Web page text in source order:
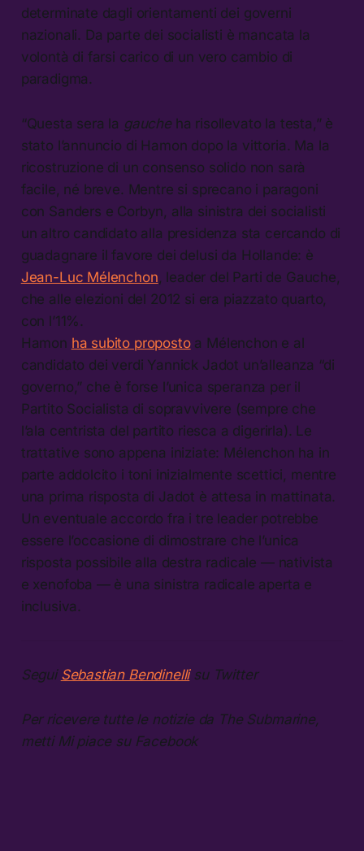
determinate dagli orientamenti dei governi
nazionali. Da parte dei socialisti è mancata la
volontà di farsi carico di un vero cambio di
paradigma.
“Questa sera la gaucheha risollevato la testa,” è
stato l’annuncio di Hamon dopo la vittoria. Ma la
ricostruzione di un consenso solido non sarà
facile, né breve. Mentre si sprecano i paragoni
con Sanders e Corbyn, alla sinistra dei socialisti
un altro candidato alla presidenza sta cercando di
guadagnare il favore dei delusi da Hollande: è
Jean-Luc Mélenchon , leader del Parti de Gauche,
che alle elezioni del 2012 si era piazzato quarto,
con l’11%.
Hamon ha subito propostoa Mélenchon e al
candidato dei verdi Yannick Jadot un’alleanza “di
governo,” che è forse l’unica speranza per il
Partito Socialista di sopravvivere (sempre che
l’ala centrista del partito riesca a digerirla). Le
trattative sono appena iniziate: Mélenchon ha in
parte addolcito i toni inizialmente scettici, mentre
una prima risposta di Jadot è attesa in mattinata.
Un eventuale accordo fra i tre leader potrebbe
essere l’occasione di dimostrare che l’unica
risposta possibile alla destra radicale — nativista
e xenofoba — è una sinistra radicale aperta e
inclusiva.
Segui Sebastian Bendinellisu Twitter
Per ricevere tutte le notizie da The Submarine,
metti Mi piace su Facebook